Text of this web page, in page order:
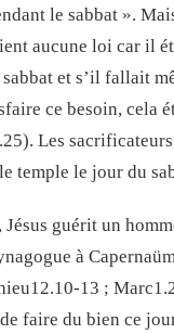
le sabbat ».
aucune loi car il
et s’il fallait
ce besoin, cela
Les
temple le jour du
guérit un
à
13 ;
faire du bien ce